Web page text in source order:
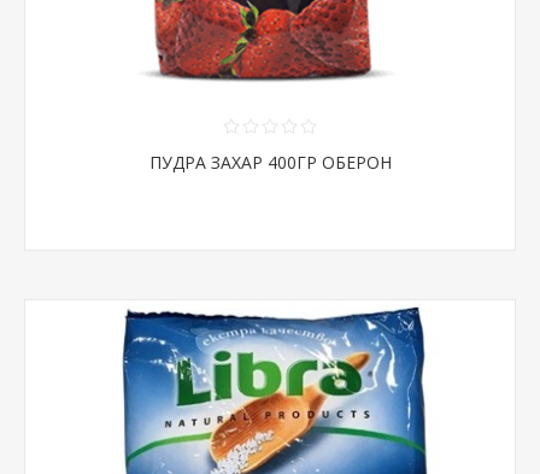
ПУДРА ЗАХАР 400ГР ОБЕРОН